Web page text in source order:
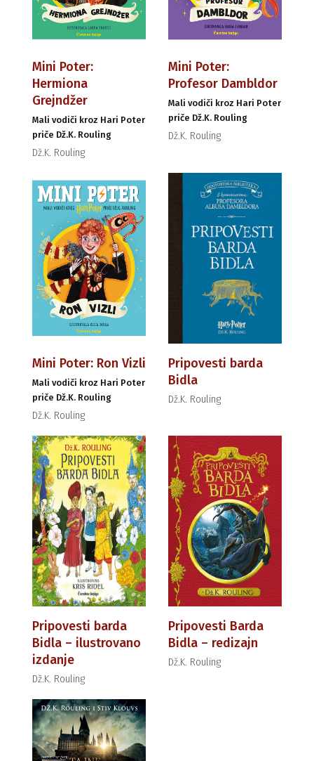
Mini Poter:
Hermiona
Grejndžer
Mali vodiči kroz Hari Poter
priče Dž.K. Rouling
Dž.K. Rouling
Mini Poter:
Profesor Dambldor
Mali vodiči kroz Hari Poter
priče Dž.K. Rouling
Dž.K. Rouling
Mini Poter: Ron Vizli
Mali vodiči kroz Hari Poter
priče Dž.K. Rouling
Dž.K. Rouling
Pripovesti barda
Bidla
Dž.K. Rouling
Pripovesti barda
Bidla – ilustrovano
izdanje
Dž.K. Rouling
Pripovesti Barda
Bidla – redizajn
Dž.K. Rouling